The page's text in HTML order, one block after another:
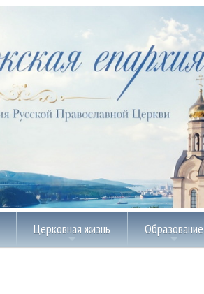
Церковная жизнь Образование